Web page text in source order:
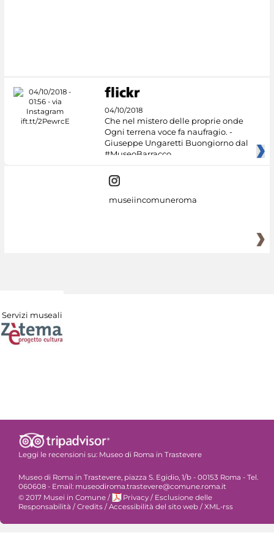
04/10/2018
Che nel mistero delle proprie onde
Ogni terrena voce fa naufragio. -
Giuseppe Ungaretti Buongiorno dal
#MuseoBarracco
museiincomuneroma
Servizi museali
Leggi le recensioni su: Museo di Roma in Trastevere
Museo di Roma in Trastevere, piazza S. Egidio, 1/b - 00153 Roma - Tel.
060608 - Email: museodiroma.trastevere@comune.roma.it
© 2017 Musei in Comune / Privacy / Esclusione delle
Responsabilità / Credits / Accessibilità del sito web / XML-rss